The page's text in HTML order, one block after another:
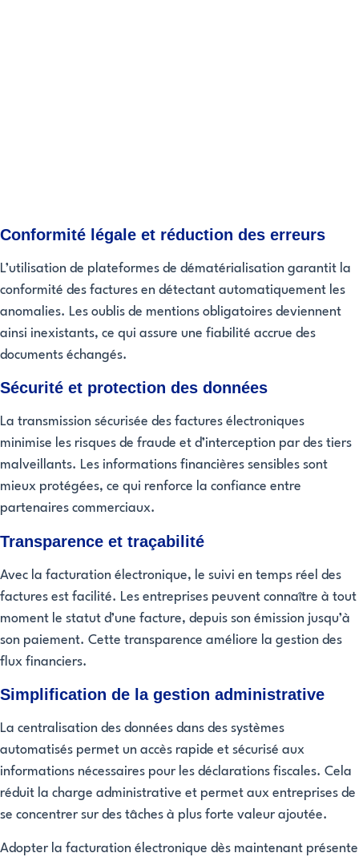
Conformité légale et réduction des erreurs
L’utilisation de plateformes de dématérialisation garantit la
conformité des factures en détectant automatiquement les
anomalies. Les oublis de mentions obligatoires deviennent
ainsi inexistants, ce qui assure une fiabilité accrue des
documents échangés.
Sécurité et protection des données
La transmission sécurisée des factures électroniques
minimise les risques de fraude et d’interception par des tiers
malveillants. Les informations financières sensibles sont
mieux protégées, ce qui renforce la confiance entre
partenaires commerciaux.
Transparence et traçabilité
Avec la facturation électronique, le suivi en temps réel des
factures est facilité. Les entreprises peuvent connaître à tout
moment le statut d’une facture, depuis son émission jusqu’à
son paiement. Cette transparence améliore la gestion des
flux financiers.
Simplification de la gestion administrative
La centralisation des données dans des systèmes
automatisés permet un accès rapide et sécurisé aux
informations nécessaires pour les déclarations fiscales. Cela
réduit la charge administrative et permet aux entreprises de
se concentrer sur des tâches à plus forte valeur ajoutée.
Adopter la facturation électronique dès maintenant présente